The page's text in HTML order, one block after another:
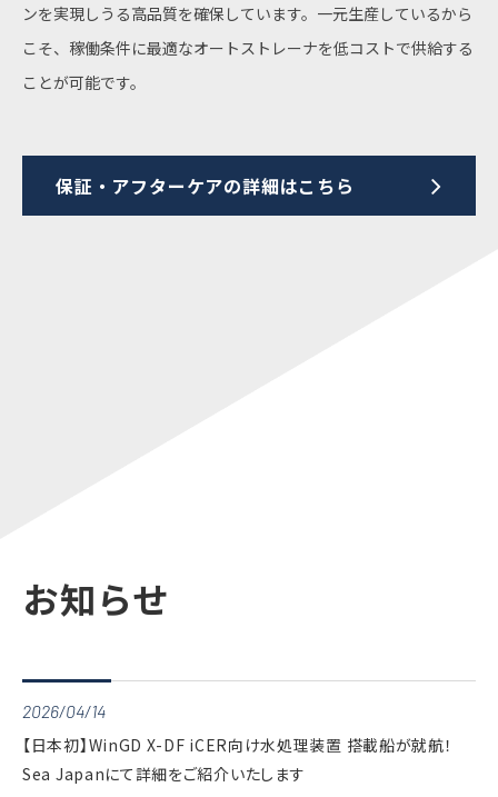
ンを実現しうる高品質を確保しています。一元生産しているから
こそ、稼働条件に最適なオートストレーナを低コストで供給する
ことが可能です。
保証・アフターケアの詳細はこちら
お知らせ
2026/04/14
【日本初】WinGD X-DF iCER向け水処理装置 搭載船が就航！
Sea Japanにて詳細をご紹介いたします